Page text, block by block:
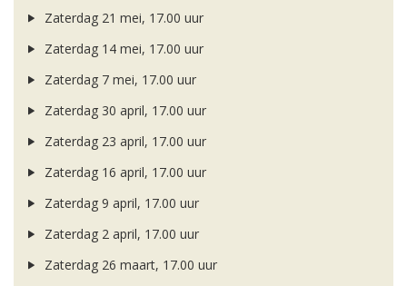
Zaterdag 21 mei, 17.00 uur
Zaterdag 14 mei, 17.00 uur
Zaterdag 7 mei, 17.00 uur
Zaterdag 30 april, 17.00 uur
Zaterdag 23 april, 17.00 uur
Zaterdag 16 april, 17.00 uur
Zaterdag 9 april, 17.00 uur
Zaterdag 2 april, 17.00 uur
Zaterdag 26 maart, 17.00 uur